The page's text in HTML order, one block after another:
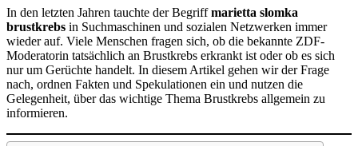
In den letzten Jahren tauchte der Begriffmarietta slomka
brustkrebs in Suchmaschinen und sozialen Netzwerken immer
wieder auf. Viele Menschen fragen sich, ob die bekannte ZDF-
Moderatorin tatsächlich an Brustkrebs erkrankt ist oder ob es sich
nur um Gerüchte handelt. In diesem Artikel gehen wir der Frage
nach, ordnen Fakten und Spekulationen ein und nutzen die
Gelegenheit, über das wichtige Thema Brustkrebs allgemein zu
informieren.